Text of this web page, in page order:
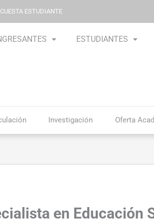
ESTUDIANTE
ESTUDIANTES
Investigación Oferta
en Educación